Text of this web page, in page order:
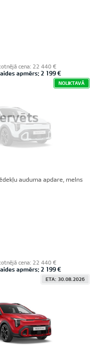
cena: 22 440 €
apmērs: 2 199 €
NOLIKTAVĀ
auduma apdare, melns
cena: 22 440 €
apmērs: 2 199 €
ETA: 30.08.2026